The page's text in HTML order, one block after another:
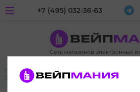
Сеть магазинов электронных
+7 (495) 032-36-63
Главная Одноразовые электронные
ELF BAR CR 2500